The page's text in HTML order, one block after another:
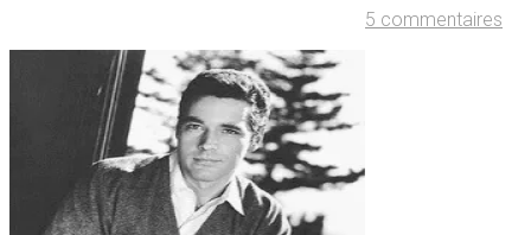
5 commentaires